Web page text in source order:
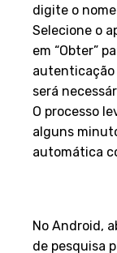
digite o
Selecione o
em “Obter”
autenticação
será
O processo
alguns
automática
No Android,
de pesquisa